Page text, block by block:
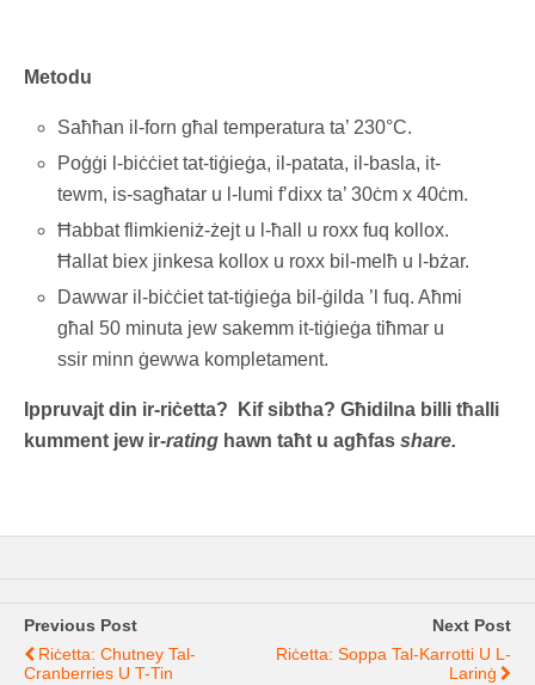
Metodu
Saħħan il-forn għal temperatura ta’ 230°C.
Poġġi l-biċċiet tat-tiġieġa, il-patata, il-basla, it-
tewm, is-sagħatar u l-lumi f’dixx ta’ 30ċm x 40ċm.
Ħabbat flimkieniż-żejt u l-ħall u roxx fuq kollox.
Ħallat biex jinkesa kollox u roxx bil-melħ u l-bżar.
Dawwar il-biċċiet tat-tiġieġa bil-ġilda ’l fuq. Aħmi
għal 50 minuta jew sakemm it-tiġieġa tiħmar u
ssir minn ġewwa kompletament.
Ippruvajt din ir-riċetta? Kif sibtha? Għidilna billi tħalli
kumment jew ir-rating hawn taħt u agħfas share.
Previous Post
Riċetta: Chutney Tal-
Cranberries U T-Tin
Next Post
Riċetta: Soppa Tal-Karrotti U L-
Larinġ